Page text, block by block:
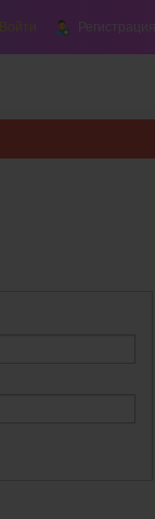
Войти Регистрация